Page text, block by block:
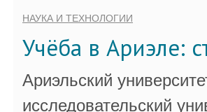
НАУКА И ТЕХНОЛОГИИ
Учёба в Ариэле:
Ариэльский
исследовательский